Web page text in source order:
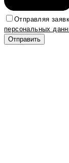
Отправляя
персональных